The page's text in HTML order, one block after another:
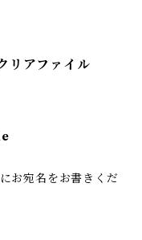
リアファイル
お宛名をお書きくだ